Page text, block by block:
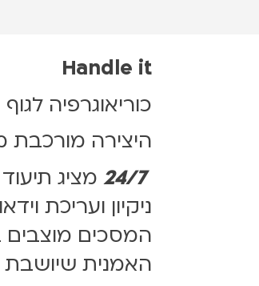
Handle it
כוריאוגרפיה
היצירה מורכבת
24/7
מציג
ניקיון ועריכת
המסכים מוצבים
האמנית שיושבת